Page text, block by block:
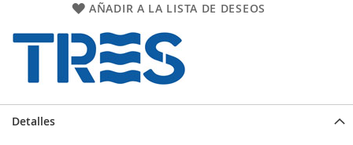
AÑADIR A LA LISTA DE DESEOS
Detalles